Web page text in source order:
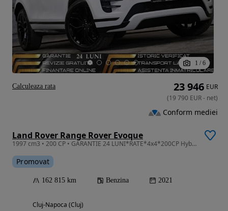
1 / 6
Land Rover Range Rover Evoque
1997 cm3 • 200 CP • GARANTIE 24 LUNI*RATE*4x4*200CP Hybrid Benzina*Dynamic*Full*Piele*Led
Promovat
162 815 km Benzina 2021
Cluj-Napoca (Cluj)
23 946 EUR
(19 790 EUR- net)
Conform mediei
Calculeaza rata